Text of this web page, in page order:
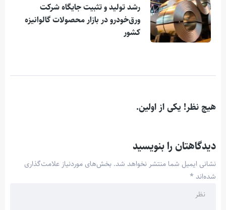
رشد تولید و تثبیت جایگاه شركت
ورق‌خودرو در بازار محصولات گالوانیزه
كشور
هیچ نظر! یکی از اولین.
دیدگاهتان را بنویسید
نشانی ایمیل شما منتشر نخواهد شد. بخش‌های موردنیاز علامت‌گذاری
شده‌اند *